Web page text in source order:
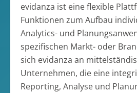
evidanza ist eine flexible
Funktionen zum Aufbau
Analytics- und
spezifischen Markt- oder
sich evidanza an
Unternehmen, die eine
Reporting, Analyse und